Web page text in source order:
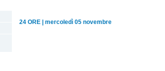
24 ORE mercoledì 05 novembre